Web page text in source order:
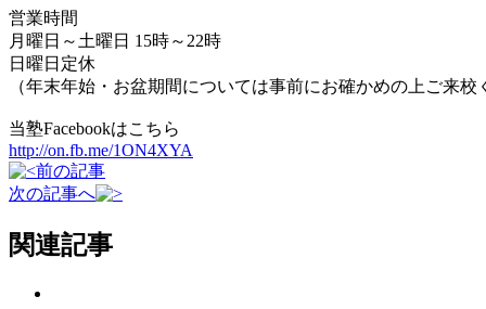
営業時間
月曜日～土曜日 15時～22時
日曜日定休
（年末年始・お盆期間については事前にお確かめの上ご来校
当塾Facebookはこちら
http://on.fb.me/1ON4XYA
前の記事
次の記事へ
関連記事